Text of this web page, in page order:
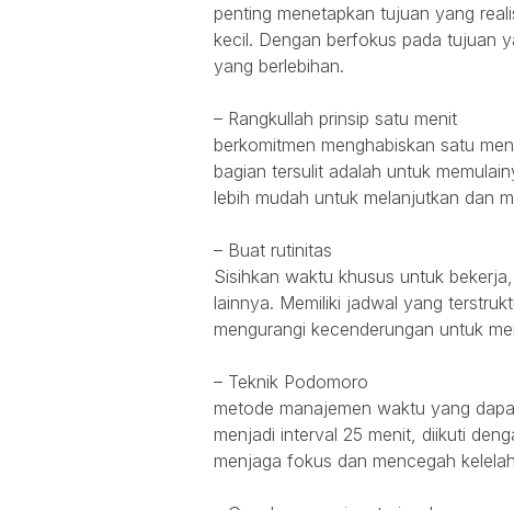
penting menetapkan tujuan yang
kecil. Dengan berfokus pada tujuan
yang berlebihan.
– Rangkullah prinsip satu menit
berkomitmen menghabiskan satu
bagian tersulit adalah untuk
lebih mudah untuk melanjutkan dan
– Buat rutinitas
Sisihkan waktu khusus untuk
lainnya. Memiliki jadwal yang
mengurangi kecenderungan untuk
– Teknik Podomoro
metode manajemen waktu yang
menjadi interval 25 menit, diikuti
menjaga fokus dan mencegah